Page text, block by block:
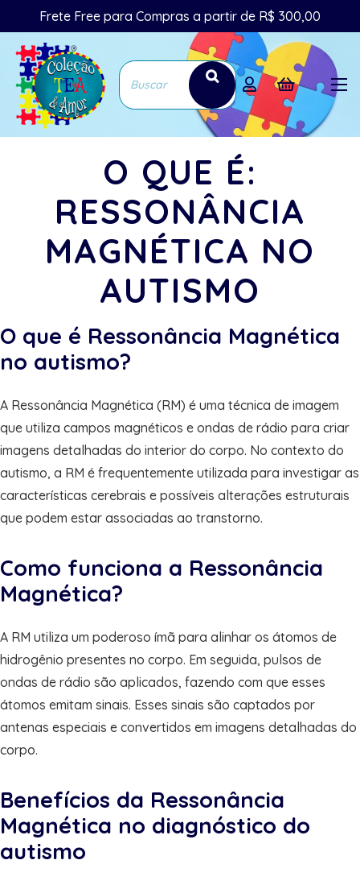
Frete Free para Compras a partir de R$ 300,00
O QUE É:
RESSONÂNCIA
MAGNÉTICA NO
AUTISMO
O que é Ressonância Magnética
no autismo?
A Ressonância Magnética (RM) é uma técnica de imagem
que utiliza campos magnéticos e ondas de rádio para criar
imagens detalhadas do interior do corpo. No contexto do
autismo, a RM é frequentemente utilizada para investigar as
características cerebrais e possíveis alterações estruturais
que podem estar associadas ao transtorno.
Como funciona a Ressonância
Magnética?
A RM utiliza um poderoso ímã para alinhar os átomos de
hidrogênio presentes no corpo. Em seguida, pulsos de
ondas de rádio são aplicados, fazendo com que esses
átomos emitam sinais. Esses sinais são captados por
antenas especiais e convertidos em imagens detalhadas do
corpo.
Benefícios da Ressonância
Magnética no diagnóstico do
autismo